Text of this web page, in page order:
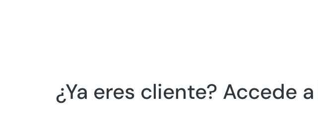
¿Ya eres cliente? Accede